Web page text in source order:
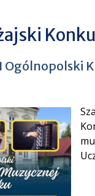
Ogólnopolski